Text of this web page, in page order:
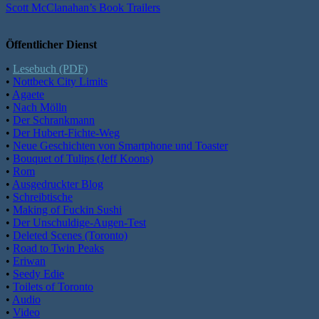
Scott McClanahan’s Book Trailers
Öffentlicher Dienst
• Lesebuch (PDF)
• Nottbeck City Limits
• Agaete
• Nach Mölln
• Der Schrankmann
• Der Hubert-Fichte-Weg
• Neue Geschichten von Smartphone und Toaster
• Bouquet of Tulips (Jeff Koons)
• Rom
• Ausgedruckter Blog
• Schreibtische
• Making of Fuckin Sushi
• Der Unschuldige-Augen-Test
• Deleted Scenes (Toronto)
• Road to Twin Peaks
• Eriwan
• Seedy Edie
• Toilets of Toronto
• Audio
• Video